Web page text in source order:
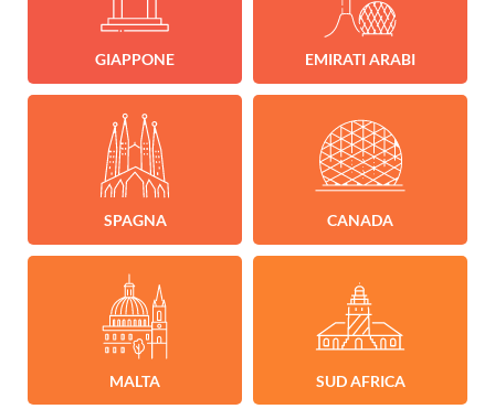
GIAPPONE EMIRATI ARABI
SPAGNA CANADA
MALTA SUD AFRICA